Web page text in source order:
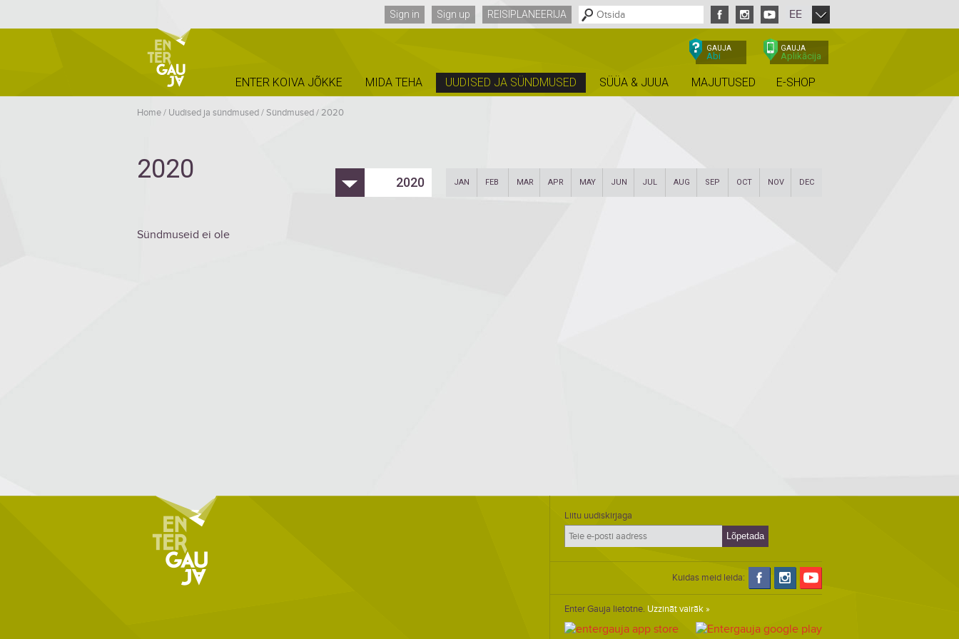
Sign in Sign up REISIPLANEERIJA EE
GAUJA
Abi
GAUJA
Aplikācija
ENTER KOIVA JÕKKE MIDA TEHA UUDISED JA SÜNDMUSED SÜÜA & JUUA MAJUTUSED E-SHOP
Home/ Uudised ja sündmused/Sündmused/2020
2020 2020 JAN FEB MAR APR MAY JUN JUL AUG SEP OCT NOV DEC
Sündmuseid ei ole
Liitu uudiskirjaga
Kuidas meid leida:
Enter Gauja lietotne. Uzzināt vairāk »